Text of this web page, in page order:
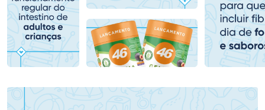
Comprar sem Desconto
Por R$ 71,99/cada
Comprar sem Desconto
Por R$ 71,99/cada
Comprar sem Desconto
Por R$ 136,99/cada
Comprar sem Desconto
Por R$ 136,99/cada